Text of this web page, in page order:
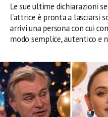
Le sue ultime dichiarazioni
l’attrice è pronta a lasciarsi
arrivi una persona con cui
modo semplice, autentico e